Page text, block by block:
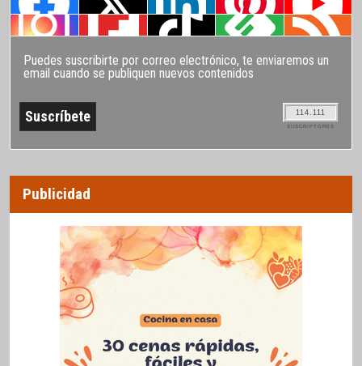
Puedes suscribirte por correo electrónico, te enviaremos un
email cuando se publiquen nuevos contenidos
114.111
SUSCRIPTORES
Publicidad